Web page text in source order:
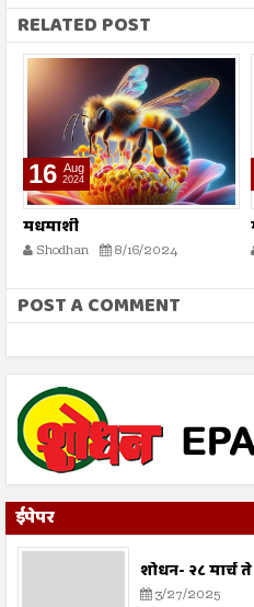
RELATED POST
16 Aug
2024
मधमाशी
Shodhan 8/16/2024
POST A COMMENT
ईपेपर
शोधन- २८ मार्च ते
3/27/2025